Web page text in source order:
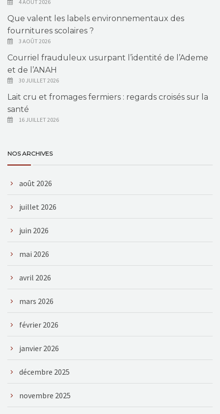
4 AOÛT 2026
Que valent les labels environnementaux des
fournitures scolaires ?
3 AOÛT 2026
Courriel frauduleux usurpant l’identité de l’Ademe
et de l’ANAH
30 JUILLET 2026
Lait cru et fromages fermiers : regards croisés sur la
santé
16 JUILLET 2026
NOS ARCHIVES
août 2026
juillet 2026
juin 2026
mai 2026
avril 2026
mars 2026
février 2026
janvier 2026
décembre 2025
novembre 2025